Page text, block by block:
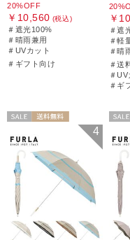
20%OFF
￥10,560 (税込)
＃遮光100%
＃晴雨兼用
＃UVカット
＃ギフト向け
￥
＃遮
＃軽
＃晴
＃送
＃UV
＃ギ
ギフト向け
4